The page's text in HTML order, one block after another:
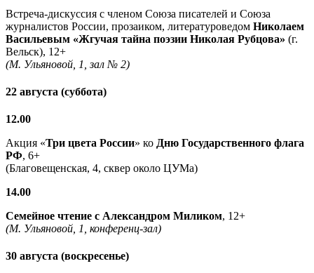
Встреча-дискуссия с членом Союза писателей и Союза
журналистов России, прозаиком, литературоведом Николаем
Васильевым «Жгучая тайна поэзии Николая Рубцова» (г.
Вельск), 12+
(М. Ульяновой, 1, зал № 2)
22 августа (суббота)
12.00
Акция «Три цвета России» ко Дню Государственного флага
РФ, 6+
(Благовещенская, 4, сквер около ЦУМа)
14.00
Семейное чтение с Александром Миликом, 12+
(М. Ульяновой, 1, конференц-зал)
30 августа (воскресенье)